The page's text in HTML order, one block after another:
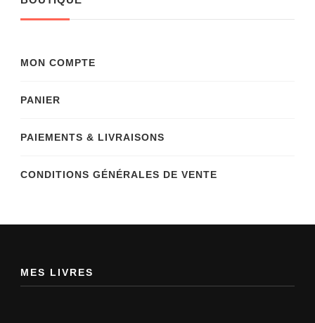
MON COMPTE
PANIER
PAIEMENTS & LIVRAISONS
CONDITIONS GÉNÉRALES DE VENTE
MES LIVRES